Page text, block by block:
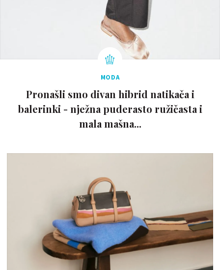
MODA
Pronašli smo divan hibrid natikača i
balerinki - nježna puderasto ružičasta i
mala mašna...